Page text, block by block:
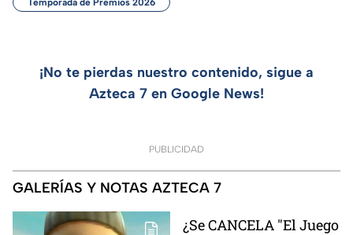
¡No te pierdas nuestro contenido, sigue a
Azteca 7 en Google News!
PUBLICIDAD
GALERÍAS Y NOTAS AZTECA 7
¿Se CANCELA "El Juego